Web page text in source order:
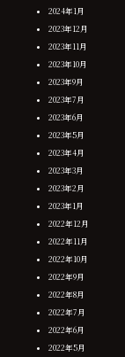
2024年1月
2023年12月
2023年11月
2023年10月
2023年9月
2023年7月
2023年6月
2023年5月
2023年4月
2023年3月
2023年2月
2023年1月
2022年12月
2022年11月
2022年10月
2022年9月
2022年8月
2022年7月
2022年6月
2022年5月